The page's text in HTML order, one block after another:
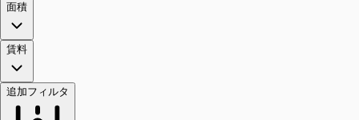
面積
賃料
追加フィルタ